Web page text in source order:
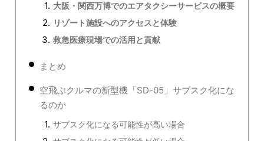
大阪・関西万博でのエアタクシーサービスの概要
リゾート施設へのアクセスと体験
救急医療現場での活用と貢献
まとめ
空飛ぶクルマの新型機「SD-05」サブスク化にな
るのか
サブスク化になる可能性が高い場合